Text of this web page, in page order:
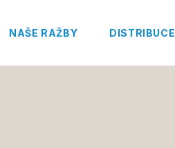
NAŠE RAŽBY DISTRIBUCE